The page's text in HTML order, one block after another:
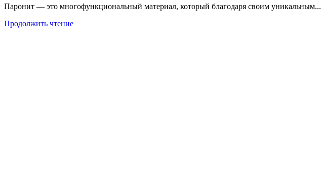
Паронит — это многофункциональный материал, который благодаря своим уникальным...
Продолжить чтение